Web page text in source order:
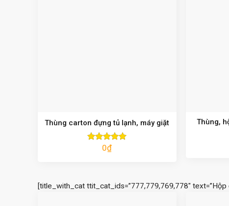
Thùng carton đựng tủ lạnh, máy giặt
Được xếp
0₫
Thùng,
[title_with_cat ttit_cat_ids=”777,779,769,778″ text=”Hộp